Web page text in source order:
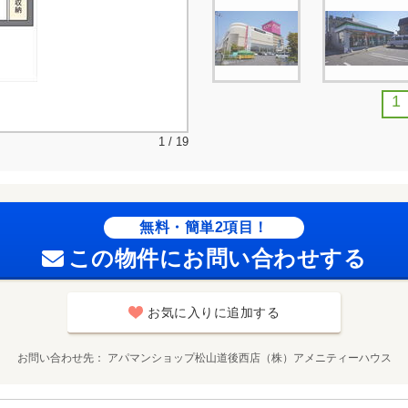
1 / 19
1
無料・簡単2項目！
この物件にお問い合わせする
お気に入りに追加する
お問い合わせ先 アパマンショップ松山道後西店（株）アメニティーハウス